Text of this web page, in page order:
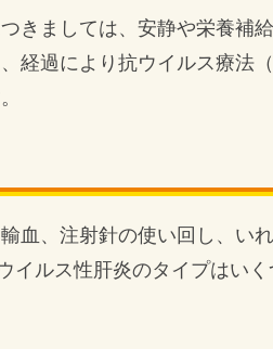
きましては、安静や栄養補
経過により抗ウイルス療法
血、注射針の使い回し、い
イルス性肝炎のタイプはい